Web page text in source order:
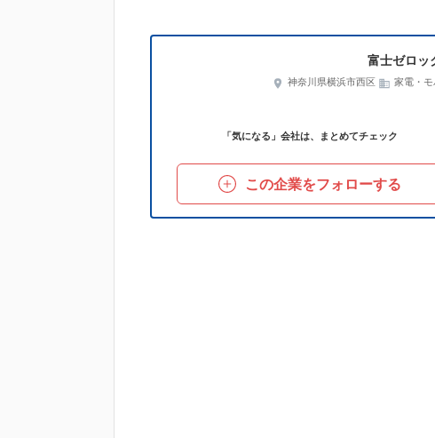
富士ゼロッ
神奈川県横浜市西区 家電・モ
「気になる」会社は、まとめてチェック
この企業をフォローする